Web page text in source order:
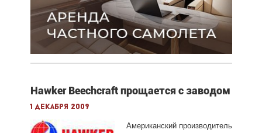
Hawker Beechcraft прощается с заводом
1 декабря 2009
Американский производитель